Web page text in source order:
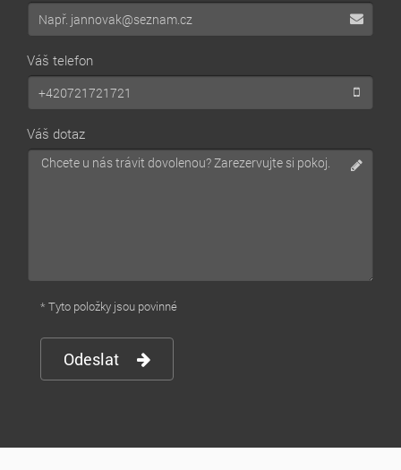
Váš telefon
Váš dotaz
* Tyto položky jsou povinné
Odeslat